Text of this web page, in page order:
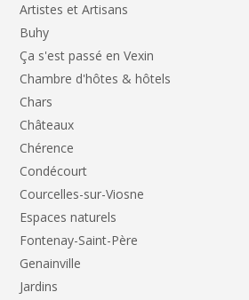
Artistes et Artisans
Buhy
Ça s'est passé en Vexin
Chambre d'hôtes & hôtels
Chars
Châteaux
Chérence
Condécourt
Courcelles-sur-Viosne
Espaces naturels
Fontenay-Saint-Père
Genainville
Jardins